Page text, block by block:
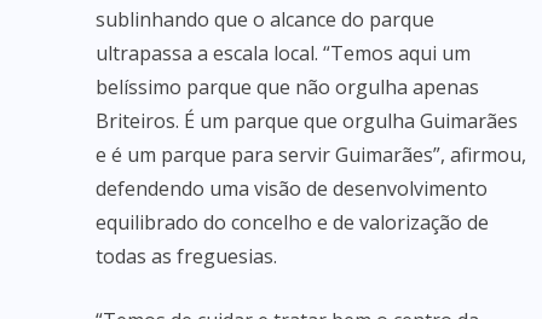
sublinhando que o alcance do parque
ultrapassa a escala local. “Temos aqui um
belíssimo parque que não orgulha apenas
Briteiros. É um parque que orgulha Guimarães
e é um parque para servir Guimarães”, afirmou,
defendendo uma visão de desenvolvimento
equilibrado do concelho e de valorização de
todas as freguesias.